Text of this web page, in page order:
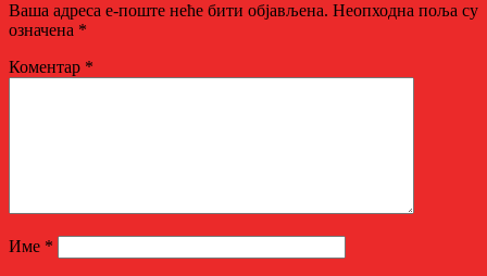
Ваша адреса е-поште неће бити објављена. Неопходна поља су
означена *
Коментар *
Име *